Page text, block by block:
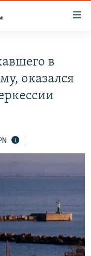
СОПРОТИВЛЕНИЯ
в
оказался